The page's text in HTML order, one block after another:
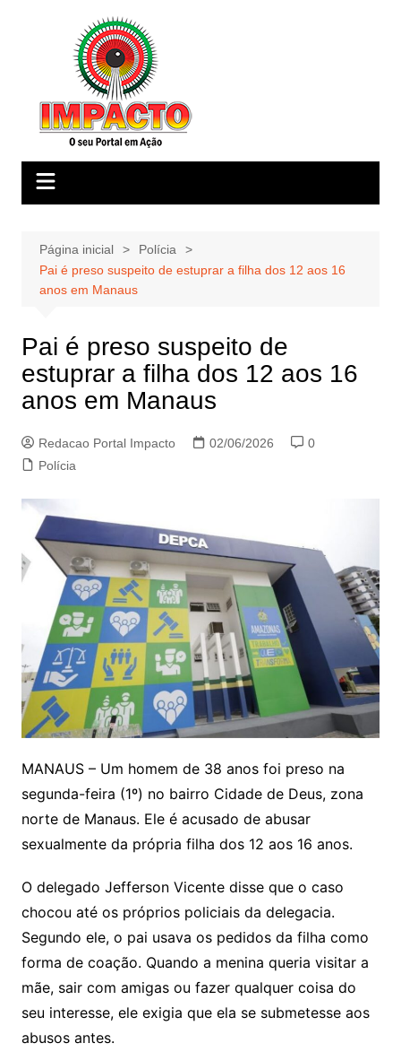
Página inicial
Polícia
Pai é preso suspeito de estuprar a filha dos 12 aos 16
anos em Manaus
Pai é preso suspeito de
estuprar a filha dos 12 aos 16
anos em Manaus
Redacao Portal Impacto 02/06/2026
0
Polícia
MANAUS – Um homem de 38 anos foi preso na
segunda-feira (1º) no bairro Cidade de Deus, zona
norte de Manaus. Ele é acusado de abusar
sexualmente da própria filha dos 12 aos 16 anos.
O delegado Jefferson Vicente disse que o caso
chocou até os próprios policiais da delegacia.
Segundo ele, o pai usava os pedidos da filha como
forma de coação. Quando a menina queria visitar a
mãe, sair com amigas ou fazer qualquer coisa do
seu interesse, ele exigia que ela se submetesse aos
abusos antes.